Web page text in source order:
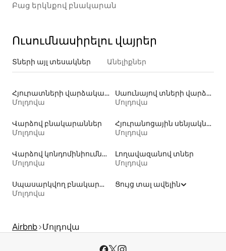
Բաց երկնքով բնակարան
Ուսումնասիրելու վայրեր
Տների այլ տեսակներ Անելիքներ
Հյուրատների վարձակալություն
Մոլդովա
Սաունայով տների վարձակալություն
Մոլդովա
Վարձով բնակարաններ
Մոլդովա
Հյուրանոցային սենյակներ
Մոլդովա
Վարձով կոնդոմինիումներ
Մոլդովա
Լողավազանով տներ
Մոլդովա
Սպասարկվող բնակարանների վարձակալություն
Մոլդովա
Ցույց տալ ավելին
Airbnb Մոլդովա